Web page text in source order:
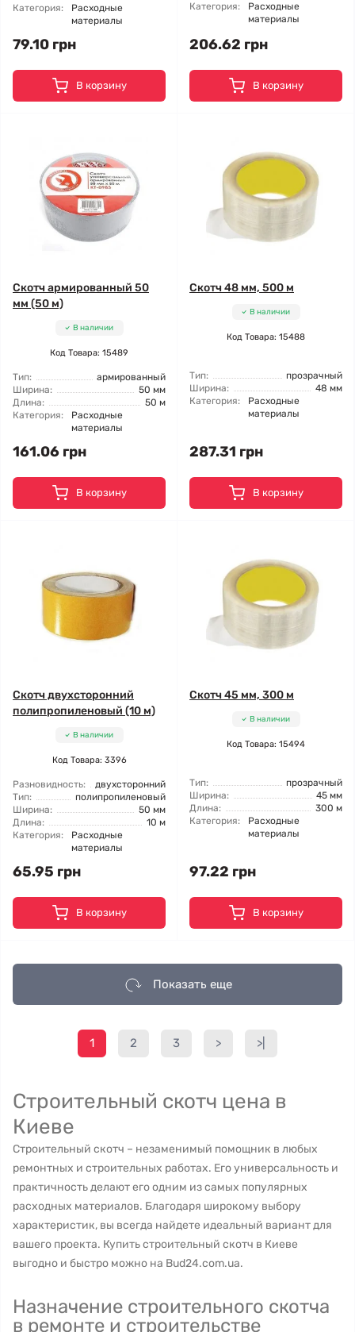
Категория:
Расходные
материалы
79.10 грн
В корзину
Категория:
Расходные
материалы
206.62 грн
В корзину
Скотч армированный 50
мм (50 м)
В наличии
Код Товара: 15489
Тип:
армированный
Ширина:
50 мм
Длина:
50 м
Категория:
Расходные
материалы
161.06 грн
В корзину
Скотч 48 мм, 500 м
В наличии
Код Товара: 15488
Тип:
прозрачный
Ширина:
48 мм
Категория:
Расходные
материалы
287.31 грн
В корзину
Скотч двухсторонний
полипропиленовый (10 м)
В наличии
Код Товара: 3396
Разновидность:
двухсторонний
Тип:
полипропиленовый
Ширина:
50 мм
Длина:
10 м
Категория:
Расходные
материалы
65.95 грн
В корзину
Скотч 45 мм, 300 м
В наличии
Код Товара: 15494
Тип:
прозрачный
Ширина:
45 мм
Длина:
300 м
Категория:
Расходные
материалы
97.22 грн
В корзину
Показать еще
1 2 3 > >|
Строительный скотч цена в
Киеве
Строительный скотч – незаменимый помощник в любых
ремонтных и строительных работах. Его универсальность и
практичность делают его одним из самых популярных
расходных материалов. Благодаря широкому выбору
характеристик, вы всегда найдете идеальный вариант для
вашего проекта. Купить строительный скотч в Киеве
выгодно и быстро можно на Bud24.com.ua.
Назначение строительного скотча
в ремонте и строительстве